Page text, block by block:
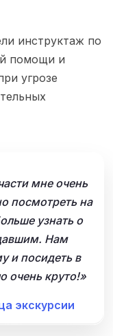
инструктаж по
помощи и
угрозе
мне очень
посмотреть на
узнать о
Нам
и посидеть в
очень круто!»
экскурсии